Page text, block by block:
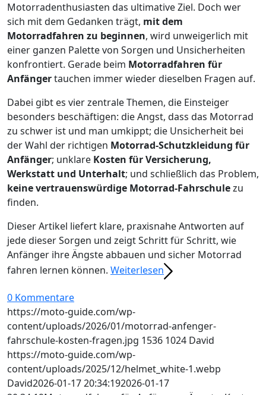
Motorradenthusiasten das ultimative Ziel. Doch wer
sich mit dem Gedanken trägt, mit dem
Motorradfahren zu beginnen, wird unweigerlich mit
einer ganzen Palette von Sorgen und Unsicherheiten
konfrontiert. Gerade beim Motorradfahren für
Anfängertauchen immer wieder dieselben Fragen auf.
Dabei gibt es vier zentrale Themen, die Einsteiger
besonders beschäftigen: die Angst, dass das Motorrad
zu schwer ist und man umkippt; die Unsicherheit bei
der Wahl der richtigen Motorrad-Schutzkleidung für
Anfänger; unklare Kosten für Versicherung,
Werkstatt und Unterhalt; und schließlich das Problem,
keine vertrauenswürdige Motorrad-Fahrschulezu
finden.
Dieser Artikel liefert klare, praxisnahe Antworten auf
jede dieser Sorgen und zeigt Schritt für Schritt, wie
Anfänger ihre Ängste abbauen und sicher Motorrad
fahren lernen können. Weiterlesen
0 Kommentare
https://moto-guide.com/wp-
content/uploads/2026/01/motorrad-anfenger-
fahrschule-kosten-fragen.jpg 1536 1024 David
https://moto-guide.com/wp-
content/uploads/2025/12/helmet_white-1.webp
David2026-01-17 20:34:192026-01-17